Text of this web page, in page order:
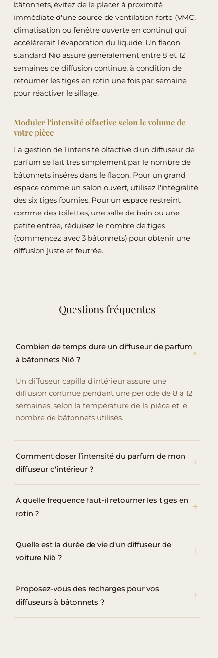
bâtonnets, évitez de le placer à proximité
immédiate d'une source de ventilation forte (VMC,
climatisation ou fenêtre ouverte en continu) qui
accélérerait l'évaporation du liquide. Un flacon
standard Niõ assure généralement entre 8 et 12
semaines de diffusion continue, à condition de
retourner les tiges en rotin une fois par semaine
pour réactiver le sillage.
Moduler l'intensité olfactive selon le volume de
votre pièce
La gestion de l'intensité olfactive d'un diffuseur de
parfum se fait très simplement par le nombre de
bâtonnets insérés dans le flacon. Pour un grand
espace comme un salon ouvert, utilisez l'intégralité
des six tiges fournies. Pour un espace restreint
comme des toilettes, une salle de bain ou une
petite entrée, réduisez le nombre de tiges
(commencez avec 3 bâtonnets) pour obtenir une
diffusion juste et feutrée.
Questions fréquentes
Combien de temps dure un diffuseur de parfum
à bâtonnets Niõ ?
Un diffuseur capilla d'intérieur assure une
diffusion continue pendant une période de 8 à 12
semaines, selon la température de la pièce et le
nombre de bâtonnets utilisés.
Comment doser l’intensité du parfum de mon
diffuseur d'intérieur ?
À quelle fréquence faut-il retourner les tiges en
rotin ?
Quelle est la durée de vie d'un diffuseur de
voiture Niõ ?
Proposez-vous des recharges pour vos
diffuseurs à bâtonnets ?